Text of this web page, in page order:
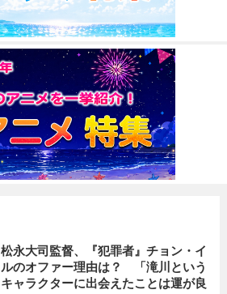
松永大司監督、『犯罪者』チョン・イ
ルのオファー理由は？ 「滝川という
キャラクターに出会えたことは運が良